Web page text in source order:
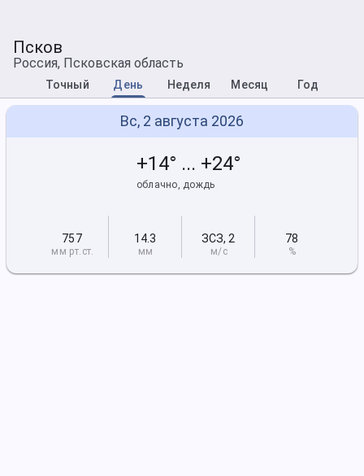
Псков
Россия, Псковская область
Точный День Неделя Месяц Год
Вс, 2 августа 2026
+14° ... +24°
облачно, дождь
757
мм рт.ст.
14.3
мм
ЗСЗ, 2
м/с
78
%